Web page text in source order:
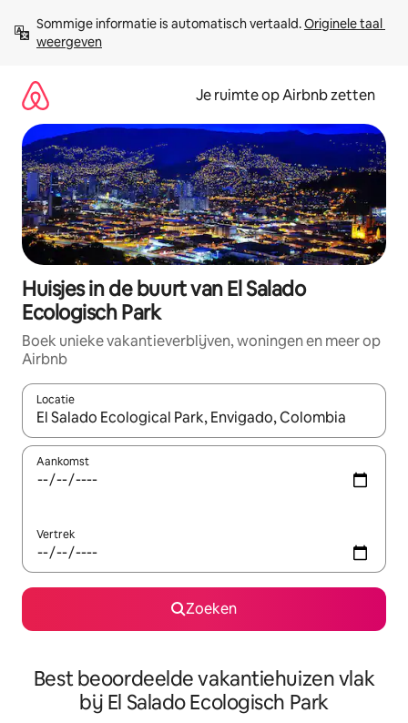
direct
naar
Sommige informatie is automatisch vertaald. Originele taal
weergeven
Je ruimte op Airbnb zetten
Huisjes in de buurt van El Salado
Ecologisch Park
Boek unieke vakantieverblijven, woningen en meer op
Airbnb
Locatie
Wanneer er suggesties beschikbaar zijn, maak je een keuze
Aankomst
Vertrek
Zoeken
Best beoordeelde vakantiehuizen vlak
bij El Salado Ecologisch Park